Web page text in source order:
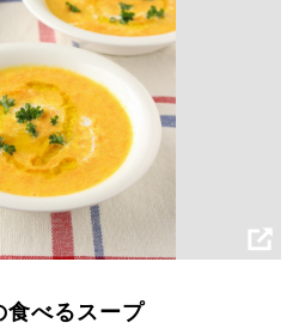
食べるスープ